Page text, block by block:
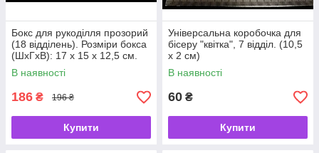
Бокс для рукоділля прозорий
(18 відділень). Розміри бокса
(ШхГхВ): 17 х 15 х 12,5 см.
В наявності
186 ₴ 196 ₴
Купити
Універсальна коробочка для
бісеру "квітка", 7 відділ. (10,5
х 2 см)
В наявності
60 ₴
Купити